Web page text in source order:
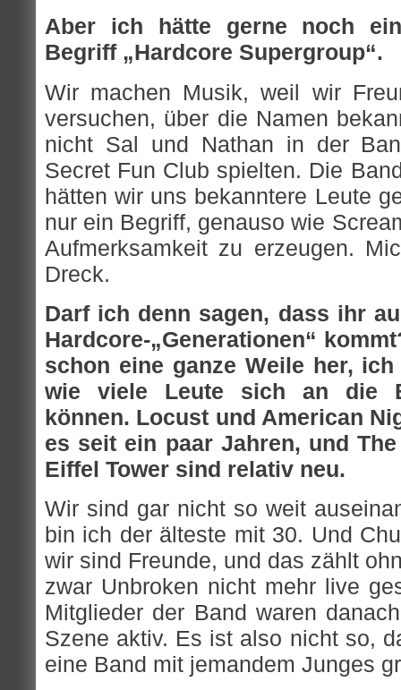
Aber ich hätte gerne noch
Begriff „Hardcore Supergroup“.
Wir machen Musik, weil wir
versuchen, über die Namen
nicht Sal und Nathan in der
Secret Fun Club spielten. Die
hätten wir uns bekanntere Leute
nur ein Begriff, genauso wie
Aufmerksamkeit zu erzeugen.
Dreck.
Darf ich denn sagen, dass ihr
Hardcore-„Generationen“
schon eine ganze Weile her,
wie viele Leute sich an die
können. Locust und American
es seit ein paar Jahren, und
Eiffel Tower sind relativ neu.
Wir sind gar nicht so weit
bin ich der älteste mit 30. Und
wir sind Freunde, und das zählt
zwar Unbroken nicht mehr live
Mitglieder der Band waren
Szene aktiv. Es ist also nicht so,
eine Band mit jemandem Junges